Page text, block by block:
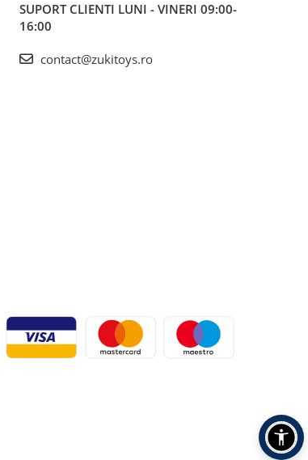
SUPORT CLIENTI LUNI - VINERI 09:00-
16:00
contact@zukitoys.ro